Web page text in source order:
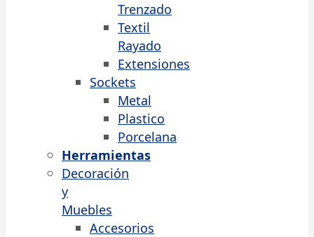
Trenzado
Textil
Rayado
Extensiones
Sockets
Metal
Plastico
Porcelana
Herramientas
Decoración
y
Muebles
Accesorios